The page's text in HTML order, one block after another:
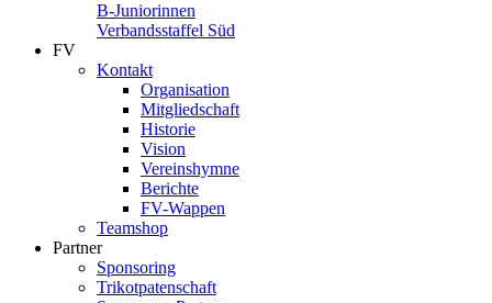
B-Juniorinnen
Verbandsstaffel Süd
FV
Kontakt
Organisation
Mitgliedschaft
Historie
Vision
Vereinshymne
Berichte
FV-Wappen
Teamshop
Partner
Sponsoring
Trikotpatenschaft